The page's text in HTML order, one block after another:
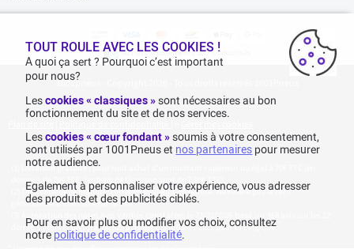
v
Achats & paiements 100% sécurisés
1001pneus - Copyright 2026 - Tous droits réservés 1001Pneus
Livraison gratuite : pour tout achat d'un montant supérieur ou égal à 70€ TTC (en-
dessous de 70€ TTC, les frais de livraison sont de 7,90€ TTC).
Tarif catalogue manufacturier en vigueur non remisé. Ne reflète pas le tarif
généralement constaté sur le site.
Agrégation des notes Avis Vérifiés constatées le 23/02/2026 basé sur 468 avis sur les 12
derniers mois et un total de 623 avis depuis le 03/06/2022 pour la Belgique.
TOUT ROULE AVEC LES COOKIES !
A quoi ça sert ? Pourquoi c’est important
pour nous?
Lescookies « classiques »sont nécessaires au bon
fonctionnement du site et de nos services.
Lescookies « cœur fondant » soumis à votre consentement,
sont utilisés par 1001Pneus et nos partenaires pour mesurer
notre audience.
Egalement à personnaliser votre expérience, vous adresser
des produits et des publicités ciblés.
Pour en savoir plus ou modifier vos choix, consultez
notre politique de confidentialité.